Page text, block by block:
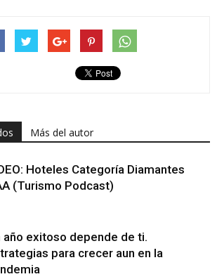
Más del autor
Hoteles Categoría Diamantes
(Turismo Podcast)
año exitoso depende de ti.
para crecer aun en la